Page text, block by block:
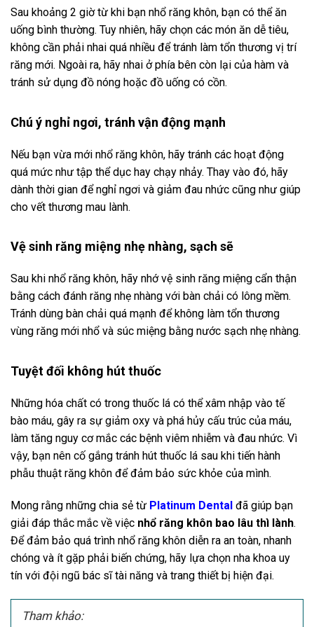
Sau khoảng 2 giờ từ khi bạn nhổ răng khôn, bạn có thể ăn
uống bình thường. Tuy nhiên, hãy chọn các món ăn dễ tiêu,
không cần phải nhai quá nhiều để tránh làm tổn thương vị trí
răng mới. Ngoài ra, hãy nhai ở phía bên còn lại của hàm và
tránh sử dụng đồ nóng hoặc đồ uống có cồn.
Chú ý nghỉ ngơi, tránh vận động mạnh
Nếu bạn vừa mới nhổ răng khôn, hãy tránh các hoạt động
quá mức như tập thể dục hay chạy nhảy. Thay vào đó, hãy
dành thời gian để nghỉ ngơi và giảm đau nhức cũng như giúp
cho vết thương mau lành.
Vệ sinh răng miệng nhẹ nhàng, sạch sẽ
Sau khi nhổ răng khôn, hãy nhớ vệ sinh răng miệng cẩn thận
bằng cách đánh răng nhẹ nhàng với bàn chải có lông mềm.
Tránh dùng bàn chải quá mạnh để không làm tổn thương
vùng răng mới nhổ và súc miệng bằng nước sạch nhẹ nhàng.
Tuyệt đối không hút thuốc
Những hóa chất có trong thuốc lá có thể xâm nhập vào tế
bào máu, gây ra sự giảm oxy và phá hủy cấu trúc của máu,
làm tăng nguy cơ mắc các bệnh viêm nhiễm và đau nhức. Vì
vậy, bạn nên cố gắng tránh hút thuốc lá sau khi tiến hành
phẫu thuật răng khôn để đảm bảo sức khỏe của mình.
Mong rằng những chia sẻ từ Platinum Dental đã giúp bạn
giải đáp thắc mắc về việc nhổ răng khôn bao lâu thì lành.
Để đảm bảo quá trình nhổ răng khôn diễn ra an toàn, nhanh
chóng và ít gặp phải biến chứng, hãy lựa chọn nha khoa uy
tín với đội ngũ bác sĩ tài năng và trang thiết bị hiện đại.
Tham khảo: